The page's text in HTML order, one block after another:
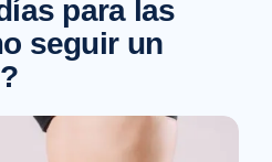
para las
seguir un